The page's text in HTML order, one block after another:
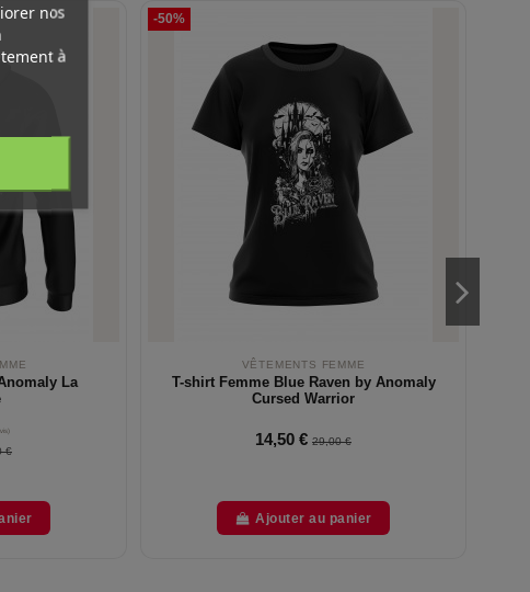
La
€
-50%
VÊTEMENTS FEMME
T-shirt Femme Blue Raven by Anomaly
Cursed Warrior
14,50 € 29,00 €
Ajouter au panier
nos
à